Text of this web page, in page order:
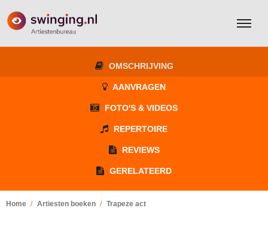
OMSCHRIJVING
AANVRAGEN
FOTO'S & VIDEOS
REPERTOIRE
REVIEWS
GERELATEERD
Home Artiesten boeken Trapeze act